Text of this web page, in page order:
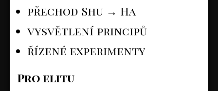
přechod Shu → Ha
vysvětlení principů
řízené experimenty
Pro elitu